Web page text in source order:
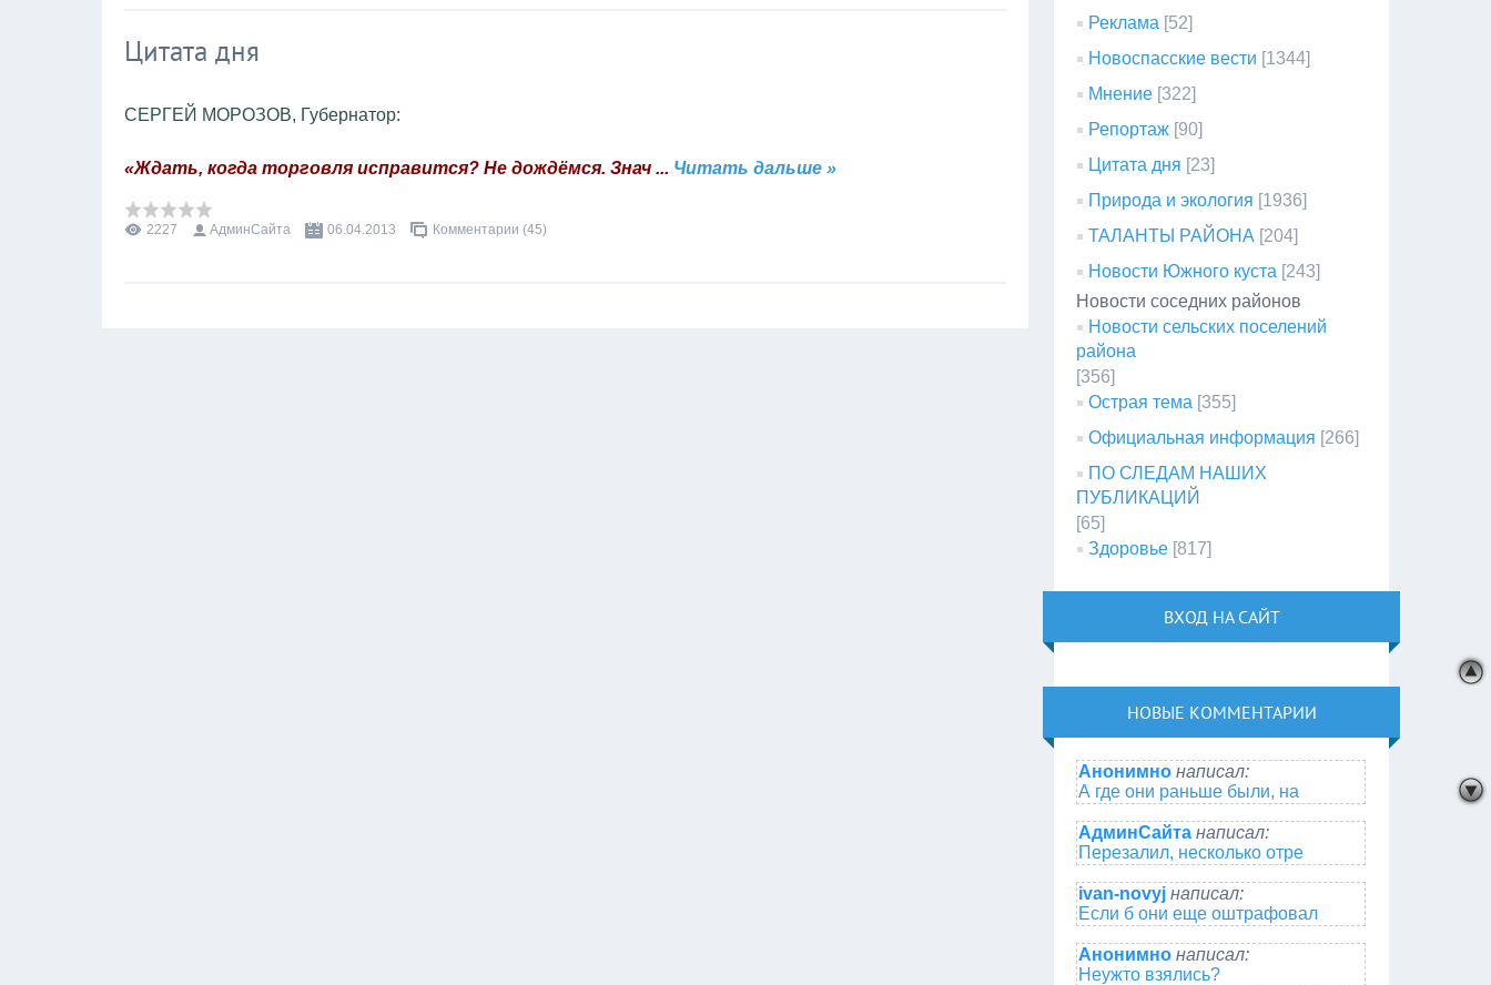
Цитата дня
СЕРГЕЙ МОРОЗОВ, Губернатор:
«Ждать, когда торговля исправится? Не дождёмся. Знач ... Читать дальше »
2227 АдминСайта 06.04.2013 Комментарии (45)
Реклама [52]
Новоспасские вести [1344]
Мнение [322]
Репортаж [90]
Цитата дня [23]
Природа и экология [1936]
ТАЛАНТЫ РАЙОНА [204]
Новости Южного куста [243]
Новости соседних районов
Новости сельских поселений
района
[356]
Острая тема [355]
Официальная информация [266]
ПО СЛЕДАМ НАШИХ
ПУБЛИКАЦИЙ
[65]
Здоровье [817]
ВХОД НА САЙТ
НОВЫЕ КОММЕНТАРИИ
Анонимно написал:
А где они раньше были, на
АдминСайта написал:
Перезалил, несколько отре
ivan-novyj написал:
Если б они еще оштрафовал
Анонимно написал:
Неужто взялись?